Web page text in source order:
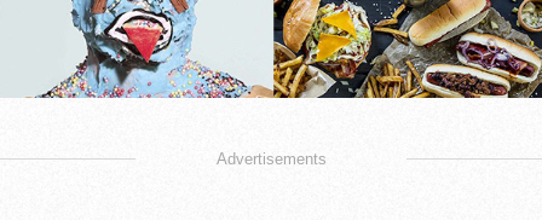
Advertisements